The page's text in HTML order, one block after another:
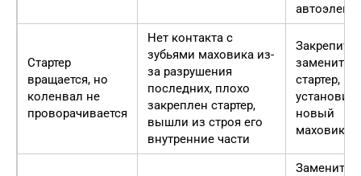
Стартер
вращается, но
коленвал не
проворачивается
Нет контакта с
зубьями маховика из-
за разрушения
последних, плохо
закреплен стартер,
вышли из строя его
внутренние части
Закрепить/
заменить
стартер,
установить
новый
маховик
Заменить